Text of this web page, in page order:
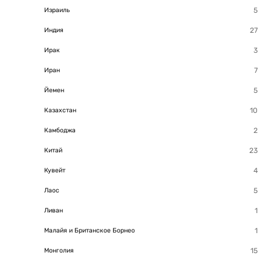
Израиль
Индия
Ирак
Иран
Йемен
Казахстан
Камбоджа
Китай
Кувейт
Лаос
Ливан
Малайя и Британское Борнео
Монголия